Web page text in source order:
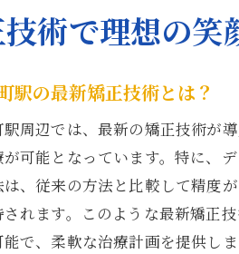
矯正治療の新境地
町駅で選ばれる理由
診療体制
できる矯正治療とは
ーションの重要性
で重視するポイント
境の取り組み
信頼を築く矯正治療
術で理想の笑
駅の最新矯正技術とは？
駅周辺では、最新の矯正技術が
が可能となっています。特に、
は、従来の方法と比較して精度
されます。このような最新矯正
能で、柔軟な治療計画を提供し